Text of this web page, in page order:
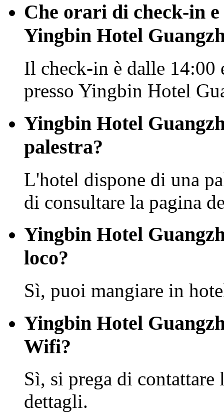
Che orari di check-in
Yingbin Hotel
Il check-in è dalle
presso Yingbin Hotel
Yingbin Hotel
palestra?
L'hotel dispone di una
di consultare la pagina
Yingbin Hotel
loco?
Sì, puoi mangiare in
Yingbin Hotel
Wifi?
Sì, si prega di
dettagli.